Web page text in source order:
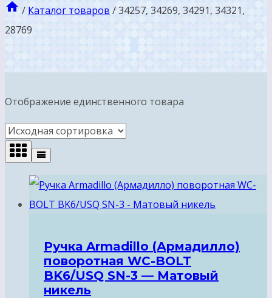
/ Каталог товаров /34257, 34269, 34291, 34321,
28769
Отображение единственного товара
Ручка Armadillo (Армадилло)
поворотная WC-BOLT
BK6/USQ SN-3 — Матовый
никель